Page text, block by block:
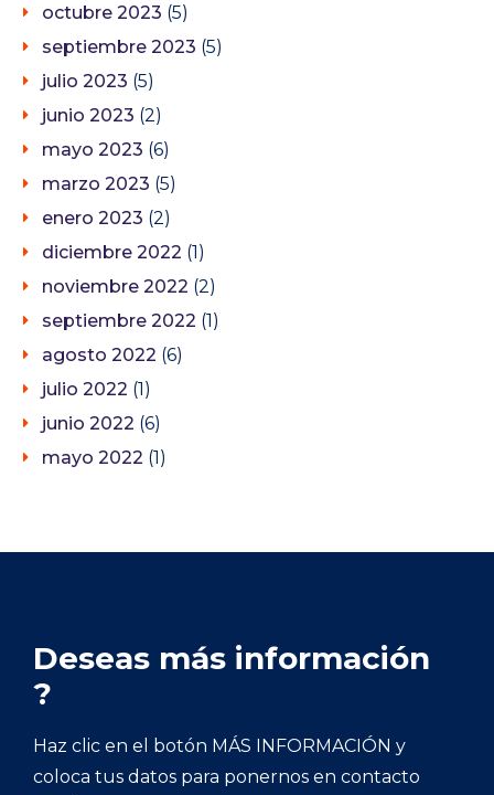
octubre 2023 (5)
septiembre 2023 (5)
julio 2023 (5)
junio 2023 (2)
mayo 2023 (6)
marzo 2023 (5)
enero 2023 (2)
diciembre 2022 (1)
noviembre 2022 (2)
septiembre 2022 (1)
agosto 2022 (6)
julio 2022 (1)
junio 2022 (6)
mayo 2022 (1)
Deseas más información
?
Haz clic en el botón MÁS INFORMACIÓN y
coloca tus datos para ponernos en contacto